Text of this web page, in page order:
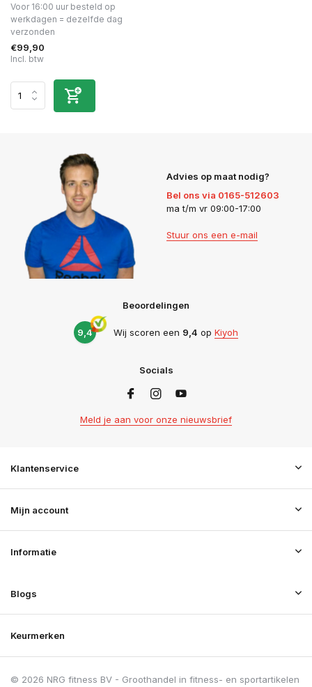
Voor 16:00 uur besteld op
werkdagen = dezelfde dag
verzonden
€99,90
Incl. btw
Advies op maat nodig?
Bel ons via 0165-512603
ma t/m vr 09:00-17:00
Stuur ons een e-mail
Beoordelingen
9,4 Wij scoren een 9,4 op Kiyoh
Socials
Meld je aan voor onze nieuwsbrief
Klantenservice
Mijn account
Informatie
Blogs
Keurmerken
© 2026 NRG fitness BV - Groothandel in fitness- en sportartikelen